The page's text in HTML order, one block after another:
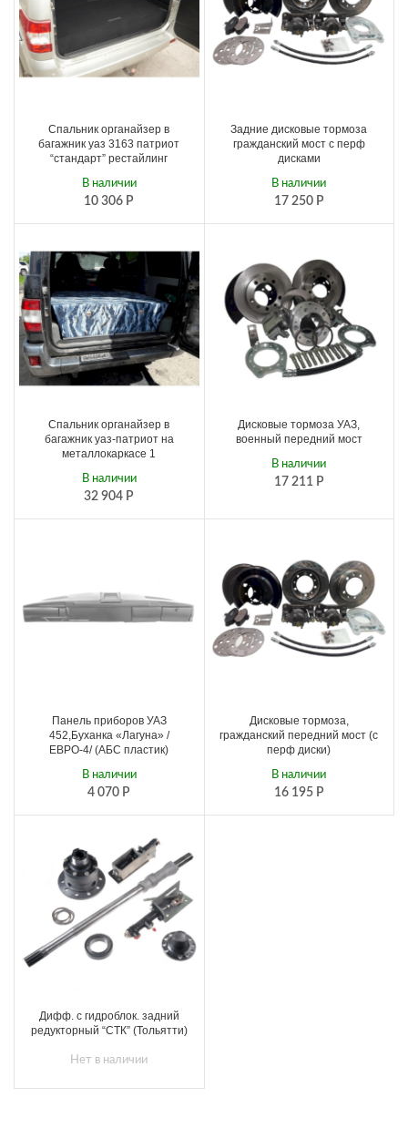
Спальник органайзер в
багажник уаз 3163 патриот
“стандарт” рестайлинг
10 306 Р
В наличии
Задние дисковые тормоза
гражданский мост с перф
дисками
17 250 Р
В наличии
Спальник органайзер в
багажник уаз-патриот на
металлокаркасе 1
32 904 Р
В наличии
Дисковые тормоза УАЗ,
военный передний мост
17 211 Р
В наличии
Панель приборов УАЗ
452,Буханка «Лагуна» /
ЕВРО-4/ (АБС пластик)
4 070 Р
В наличии
Дисковые тормоза,
гражданский передний мост (с
перф диски)
16 195 Р
В наличии
Дифф. с гидроблок. задний
редукторный “СТК” (Тольятти)
Нет в наличии